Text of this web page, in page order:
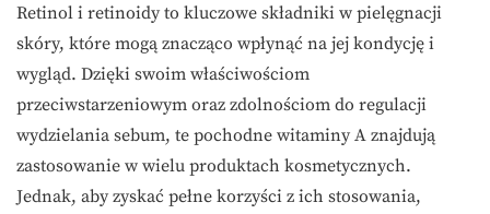
Retinol i retinoidy to kluczowe składniki w pielęgnacji
skóry, które mogą znacząco wpłynąć na jej kondycję i
wygląd. Dzięki swoim właściwościom
przeciwstarzeniowym oraz zdolnościom do regulacji
wydzielania sebum, te pochodne witaminy A znajdują
zastosowanie w wielu produktach kosmetycznych.
Jednak, aby zyskać pełne korzyści z ich stosowania,